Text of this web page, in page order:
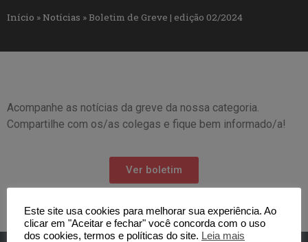
Início »Notícias »Boletim de Greve | edição 02/2024
Acompanhe as notícias da greve da nossa categoria.
Compartilhe com os/as colegas e fique bem informado/a!
Ver boletim
Este site usa cookies para melhorar sua experiência. Ao
clicar em "Aceitar e fechar" você concorda com o uso
dos cookies, termos e políticas do site. Leia mais